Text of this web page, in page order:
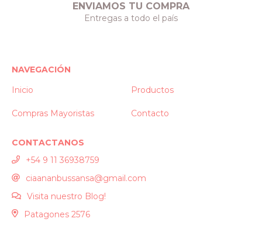
ENVIAMOS TU COMPRA
Entregas a todo el país
NAVEGACIÓN
Inicio
Productos
Compras Mayoristas Contacto
CONTACTANOS
+54 9 11 36938759
ciaananbussansa@gmail.com
Visita nuestro Blog!
Patagones 2576